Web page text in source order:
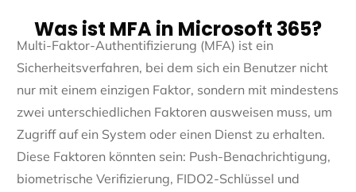
Was ist MFA in Microsoft 365?
Multi-Faktor-Authentifizierung (MFA) ist ein
Sicherheitsverfahren, bei dem sich ein Benutzer nicht
nur mit einem einzigen Faktor, sondern mit mindestens
zwei unterschiedlichen Faktoren ausweisen muss, um
Zugriff auf ein System oder einen Dienst zu erhalten.
Diese Faktoren könnten sein: Push-Benachrichtigung,
biometrische Verifizierung, FIDO2-Schlüssel und